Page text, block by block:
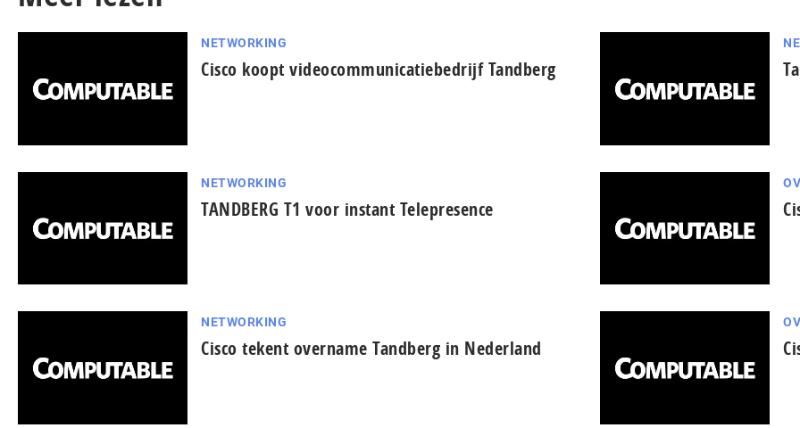
NETWORKING
Cisco koopt videocommunicatiebedrijf Tandberg
NETWORKING
TANDBERG T1 voor instant Telepresence
NETWORKING
Cisco tekent overname Tandberg in Nederland